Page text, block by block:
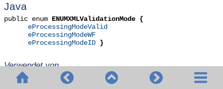
Java
public enum ENUMXMLValidationMode {
eProcessingModeValid
eProcessingModeWF
eProcessingModeID }
Verwendet von
Methode